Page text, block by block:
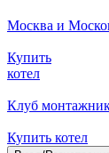
Москва и
Купить
котел
Клуб
Купить котел